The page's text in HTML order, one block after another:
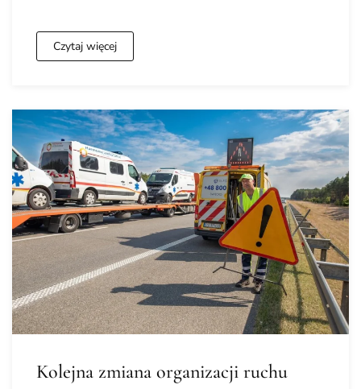
Czytaj więcej
Kolejna zmiana organizacji ruchu